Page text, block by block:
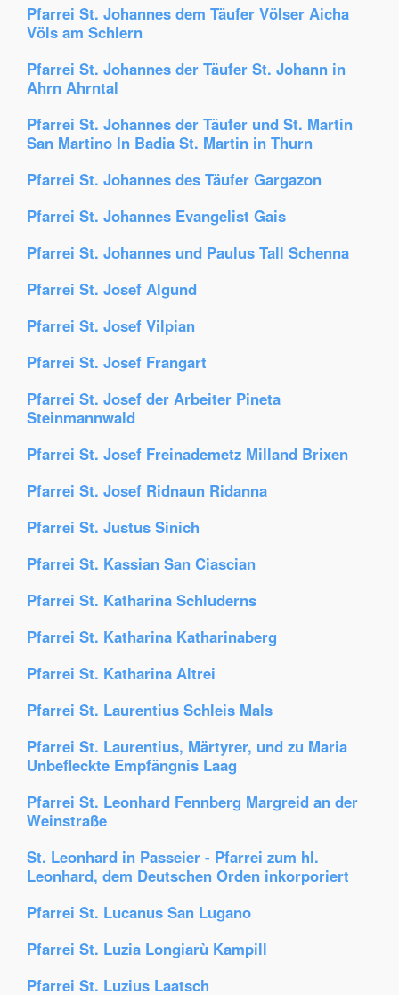
Pfarrei St. Johannes dem Täufer Völser Aicha
Völs am Schlern
Pfarrei St. Johannes der Täufer St. Johann in
Ahrn Ahrntal
Pfarrei St. Johannes der Täufer und St. Martin
San Martino In Badia St. Martin in Thurn
Pfarrei St. Johannes des Täufer Gargazon
Pfarrei St. Johannes Evangelist Gais
Pfarrei St. Johannes und Paulus Tall Schenna
Pfarrei St. Josef Algund
Pfarrei St. Josef Vilpian
Pfarrei St. Josef Frangart
Pfarrei St. Josef der Arbeiter Pineta
Steinmannwald
Pfarrei St. Josef Freinademetz Milland Brixen
Pfarrei St. Josef Ridnaun Ridanna
Pfarrei St. Justus Sinich
Pfarrei St. Kassian San Ciascian
Pfarrei St. Katharina Schluderns
Pfarrei St. Katharina Katharinaberg
Pfarrei St. Katharina Altrei
Pfarrei St. Laurentius Schleis Mals
Pfarrei St. Laurentius, Märtyrer, und zu Maria
Unbefleckte Empfängnis Laag
Pfarrei St. Leonhard Fennberg Margreid an der
Weinstraße
St. Leonhard in Passeier - Pfarrei zum hl.
Leonhard, dem Deutschen Orden inkorporiert
Pfarrei St. Lucanus San Lugano
Pfarrei St. Luzia Longiarù Kampill
Pfarrei St. Luzius Laatsch